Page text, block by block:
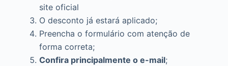
site oficial
O desconto já estará aplicado;
Preencha o formulário com atenção de
forma correta;
Confira principalmente o e-mail;